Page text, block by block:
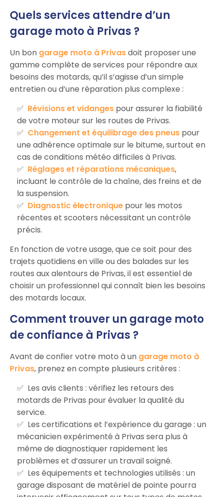
Quels services attendre d’un
garage moto à Privas ?
Un bon garage moto à Privasdoit proposer une
gamme complète de services pour répondre aux
besoins des motards, qu’il s’agisse d’un simple
entretien ou d’une réparation plus complexe :
Révisions et vidanges pour assurer la fiabilité
de votre moteur sur les routes de Privas.
Changement et équilibrage des pneus pour
une adhérence optimale sur le bitume, surtout en
cas de conditions météo difficiles à Privas.
Réglages et réparations mécaniques,
incluant le contrôle de la chaîne, des freins et de
la suspension.
Diagnostic électronique pour les motos
récentes et scooters nécessitant un contrôle
précis.
En fonction de votre usage, que ce soit pour des
trajets quotidiens en ville ou des balades sur les
routes aux alentours de Privas, il est essentiel de
choisir un professionnel qui connaît bien les besoins
des motards locaux.
Comment trouver un garage moto
de confiance à Privas ?
Avant de confier votre moto à un garage moto à
Privas, prenez en compte plusieurs critères :
Les avis clients : vérifiez les retours des
motards de Privas pour évaluer la qualité du
service.
Les certifications et l’expérience du garage : un
mécanicien expérimenté à Privas sera plus à
même de diagnostiquer rapidement les
problèmes et d’assurer un travail soigné.
Les équipements et technologies utilisés : un
garage disposant de matériel de pointe pourra